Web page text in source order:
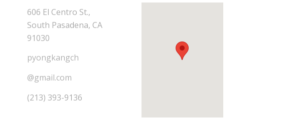
606 El Centro St.,
South Pasadena, CA
91030
pyongkangch
@gmail.com
(213) 393-9136